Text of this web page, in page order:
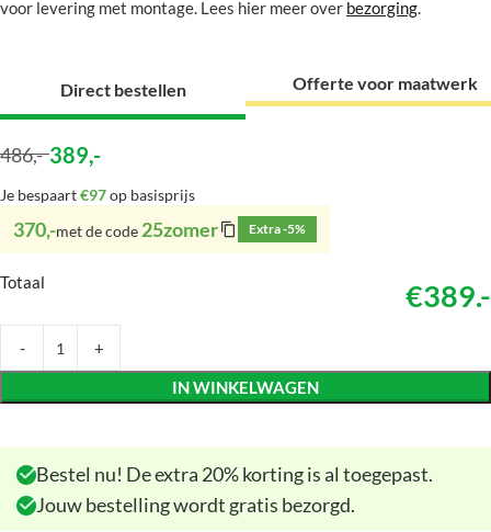
voor levering met montage. Lees hier meer over bezorging.
Direct bestellen Offerte voor maatwerk
486,- 389,-
Je bespaart€97op basisprijs
370,-met de code 25zomer Extra -5%
Totaal €389.-
IN WINKELWAGEN
Bestel nu! De extra 20% korting is al toegepast.
Jouw bestelling wordt gratis bezorgd.